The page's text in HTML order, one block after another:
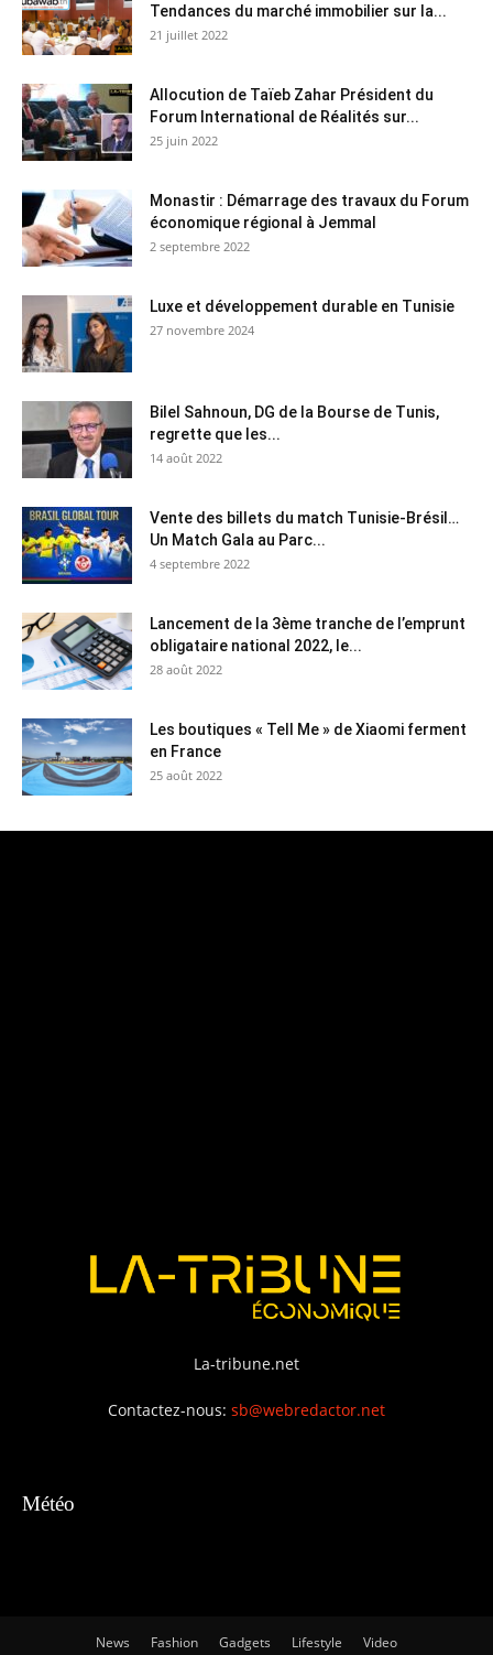
Tendances du marché immobilier sur la...
21 juillet 2022
Allocution de Taïeb Zahar Président du
Forum International de Réalités sur...
25 juin 2022
Monastir : Démarrage des travaux du Forum
économique régional à Jemmal
2 septembre 2022
Luxe et développement durable en Tunisie
27 novembre 2024
Bilel Sahnoun, DG de la Bourse de Tunis,
regrette que les...
14 août 2022
Vente des billets du match Tunisie-Brésil…
Un Match Gala au Parc...
4 septembre 2022
Lancement de la 3ème tranche de l’emprunt
obligataire national 2022, le...
28 août 2022
Les boutiques « Tell Me » de Xiaomi ferment
en France
25 août 2022
La-tribune.net
Contactez-nous: sb@webredactor.net
Météo
News Fashion Gadgets Lifestyle Video